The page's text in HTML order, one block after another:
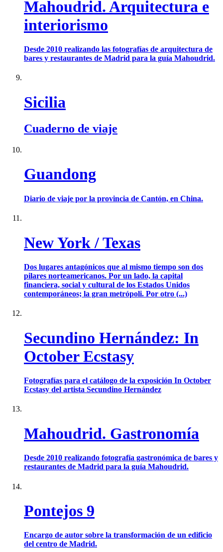
Mahoudrid. Arquitectura e
interiorismo
Desde 2010 realizando las fotografías de arquitectura de
bares y restaurantes de Madrid para la guía Mahoudrid.
Sicilia
Cuaderno de viaje
Guandong
Diario de viaje por la provincia de Cantón, en China.
New York / Texas
Dos lugares antagónicos que al mismo tiempo son dos
pilares norteamericanos. Por un lado, la capital
financiera, social y cultural de los Estados Unidos
contemporáneos; la gran metrópoli. Por otro (...)
Secundino Hernández: In
October Ecstasy
Fotografías para el catálogo de la exposición In October
Ecstasy del artista Secundino Hernández
Mahoudrid. Gastronomía
Desde 2010 realizando fotografía gastronómica de bares y
restaurantes de Madrid para la guía Mahoudrid.
Pontejos 9
Encargo de autor sobre la transformación de un edificio
del centro de Madrid.